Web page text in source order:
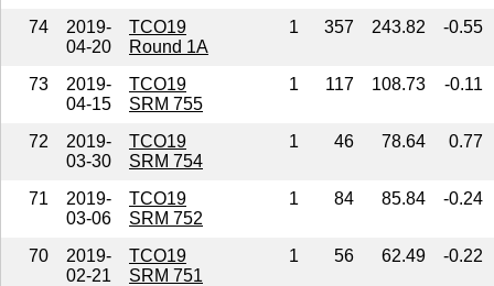
74
2019-
04-20
TCO19
Round 1A
1 357 243.82 -0.55
73
2019-
04-15
TCO19
SRM 755
1 117 108.73 -0.11
72
2019-
03-30
TCO19
SRM 754
1 46 78.64 0.77
71
2019-
03-06
TCO19
SRM 752
1 84 85.84 -0.24
70
2019-
02-21
TCO19
SRM 751
1 56 62.49 -0.22